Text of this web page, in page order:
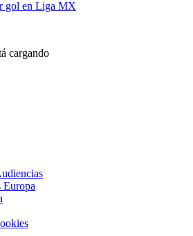
gol en Liga MX
cargando
Europa